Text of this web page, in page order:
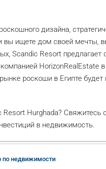
дизайна,
вы ищете дом своей мечты,
Scandic Resort предлагает
HorizonRealEstate
роскоши в Египте
Hurghada? Свяжитесь с
в недвижимость.
по недвижимости